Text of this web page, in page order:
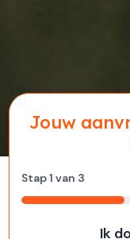
Jouw
Stap1 van 3
33%
Ik